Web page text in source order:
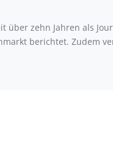
über zehn Jahren als
berichtet. Zudem